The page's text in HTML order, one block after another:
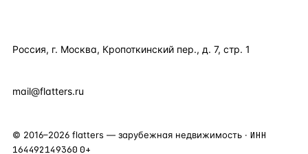
Россия, г. Москва, Кропоткинский пер., д. 7, стр. 1
mail@flatters.ru
© 2016–2026 flatters — зарубежная недвижимость · ИНН
164492149360 0+